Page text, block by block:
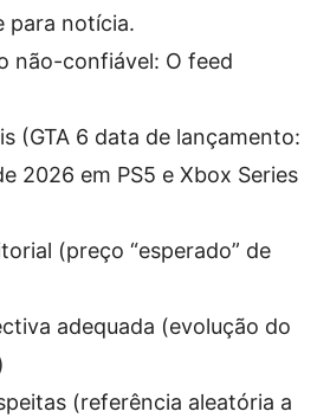
para notícia.
não-confiável: O feed
(GTA 6 data de lançamento:
2026 em PS5 e Xbox Series
(preço “esperado” de
adequada (evolução do
(referência aleatória a